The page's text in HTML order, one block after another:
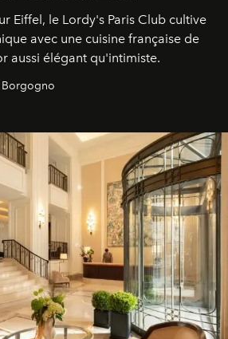
Eiffel, le Lordy's Paris Club cultive
avec une cuisine française de
aussi élégant qu'intimiste.
Borgogno